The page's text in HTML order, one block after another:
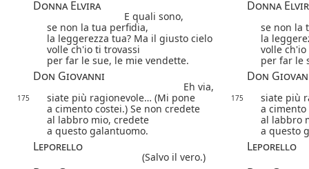
Donna Elvira Donna
E quali sono,
se non la tua perfidia,
se non la
la leggerezza tua? Ma il giusto cielo
la
volle ch'io ti trovassi
volle
per far le sue, le mie vendette.
per far le
Don Giovanni Don
Eh via,
175 siate più ragionevole… (Mi pone 175
siate più
a cimento costei.) Se non credete
a cimento
al labbro mio, credete
al labbro
a questo galantuomo.
a questo
Leporello Leporello
(Salvo il vero.)